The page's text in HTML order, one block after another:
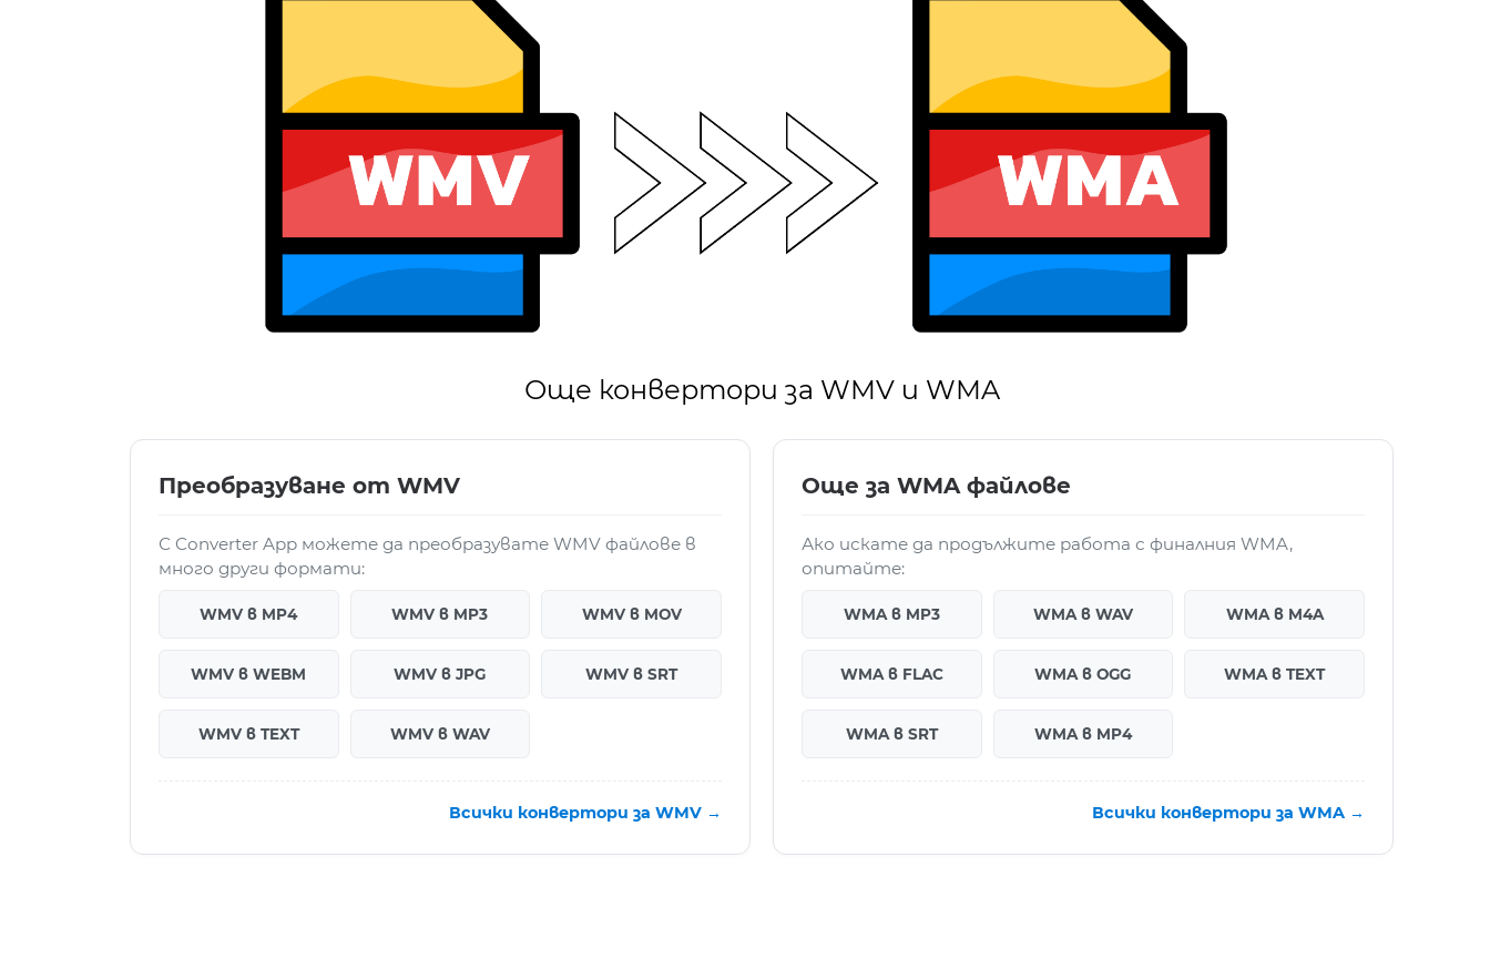
Още конвертори за WMV и WMA
Преобразуване от WMV
С Converter App можете да преобразувате WMV файлове в
много други формати:
WMV в MP4 WMV в MP3 WMV в MOV
WMV в WEBM WMV в JPG WMV в SRT
WMV в TEXT WMV в WAV
Всички конвертори за WMV →
Още за WMA файлове
Ако искате да продължите работа с финалния WMA,
опитайте:
WMA в MP3 WMA в WAV WMA в M4A
WMA в FLAC WMA в OGG WMA в TEXT
WMA в SRT WMA в MP4
Всички конвертори за WMA →